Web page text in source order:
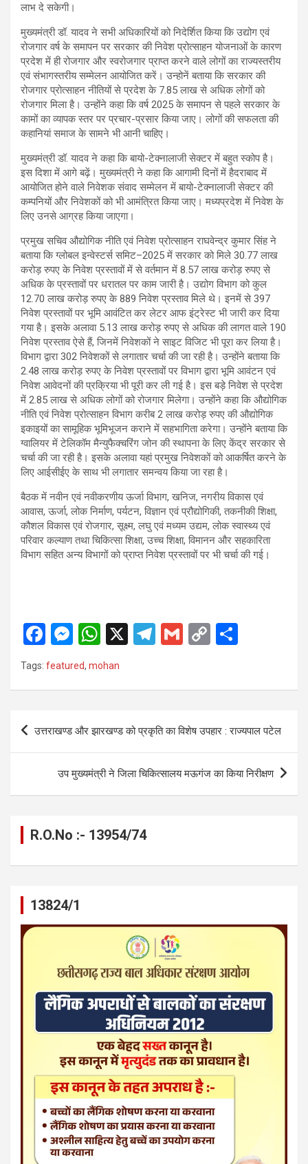
लाभ दे सकेगी।
मुख्यमंत्री डॉ. यादव ने सभी अधिकारियों को निदेर्शित किया कि उद्योग एवं
रोजगार वर्ष के समापन पर सरकार की निवेश प्रोत्साहन योजनाओं के कारण
प्रदेश में ही रोजगार और स्वरोजगार प्राप्त करने वाले लोगों का राज्यस्तरीय
एवं संभागस्तरीय सम्मेलन आयोजित करें। उन्होनें बताया कि सरकार की
रोजगार प्रोत्साहन नीतियों से प्रदेश के 7.85 लाख से अधिक लोगों को
रोजगार मिला है। उन्होंने कहा कि वर्ष 2025 के समापन से पहले सरकार के
कामों का व्यापक स्तर पर प्रचार-प्रसार किया जाए। लोगों की सफलता की
कहानियां समाज के सामने भी आनी चाहिए।
मुख्यमंत्री डॉ. यादव ने कहा कि बायो-टेक्नालाजी सेक्टर में बहुत स्कोप है।
इस दिशा में आगे बढ़ें। मुख्यमंत्री ने कहा कि आगामी दिनों में हैदराबाद में
आयोजित होने वाले निवेशक संवाद सम्मेलन में बायो-टेक्नालाजी सेक्टर की
कम्पनियों और निवेशकों को भी आमंत्रित किया जाए। मध्यप्रदेश में निवेश के
लिए उनसे आग्रह किया जाएगा।
प्रमुख सचिव औद्योगिक नीति एवं निवेश प्रोत्साहन राघवेन्द्र कुमार सिंह ने
बताया कि ग्लोबल इन्वेस्टर्स समिट–2025 में सरकार को मिले 30.77 लाख
करोड़ रुपए के निवेश प्रस्तावों में से वर्तमान में 8.57 लाख करोड़ रुपए से
अधिक के प्रस्तावों पर धरातल पर काम जारी है। उद्योग विभाग को कुल
12.70 लाख करोड़ रुपए के 889 निवेश प्रस्ताव मिले थे। इनमें से 397
निवेश प्रस्तावों पर भूमि आवंटित कर लेटर आफ इंट्रेस्ट भी जारी कर दिया
गया है। इसके अलावा 5.13 लाख करोड़ रुपए से अधिक की लागत वाले 190
निवेश प्रस्ताव ऐसे हैं, जिनमें निवेशकों ने साइट विजिट भी पूरा कर लिया है।
विभाग द्वारा 302 निवेशकों से लगातार चर्चा की जा रही है। उन्होंने बताया कि
2.48 लाख करोड़ रुपए के निवेश प्रस्तावों पर विभाग द्वारा भूमि आवंटन एवं
निवेश आवेदनों की प्रक्रिया भी पूरी कर ली गई है। इस बड़े निवेश से प्रदेश
में 2.85 लाख से अधिक लोगों को रोजगार मिलेगा। उन्होंने कहा कि औद्योगिक
नीति एवं निवेश प्रोत्साहन विभाग करीब 2 लाख करोड़ रुपए की औद्योगिक
इकाइयों का सामूहिक भूमिभूजन कराने में सहभागिता करेगा। उन्होंने बताया कि
ग्वालियर में टेलिकॉम मैन्युफैक्चरिंग जोन की स्थापना के लिए केंद्र सरकार से
चर्चा की जा रही है। इसके अलावा यहां प्रमुख निवेशकों को आकर्षित करने के
लिए आईसीईए के साथ भी लगातार समन्वय किया जा रहा है।
बैठक में नवीन एवं नवीकरणीय ऊर्जा विभाग, खनिज, नगरीय विकास एवं
आवास, ऊर्जा, लोक निर्माण, पर्यटन, विज्ञान एवं प्रौद्योगिकी, तकनीकी शिक्षा,
कौशल विकास एवं रोजगार, सूक्ष्म, लघु एवं मध्यम उद्यम, लोक स्वास्थ्य एवं
परिवार कल्याण तथा चिकित्सा शिक्षा, उच्च शिक्षा, विमानन और सहकारिता
विभाग सहित अन्य विभागों को प्राप्त निवेश प्रस्तावों पर भी चर्चा की गई।
F
a
ce
o
M
es
se
g
W
h
at
A
p
X
T
a
G
C
n
k
Tags: featured, mohan
Post
उत्तराखण्ड और झारखण्ड को प्रकृति का विशेष उपहार : राज्यपाल पटेल
उप मुख्यमंत्री ने जिला चिकित्सालय मऊगंज का किया निरीक्षण
R.O.No :- 13954/74
13824/1